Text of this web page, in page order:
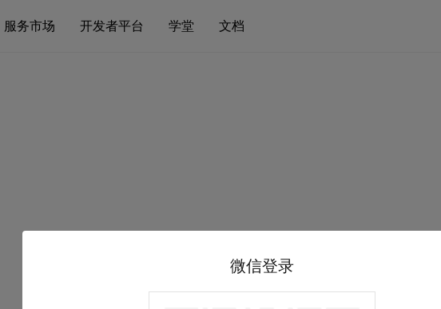
服务市场 开发者平台 学堂 文档
微信登录